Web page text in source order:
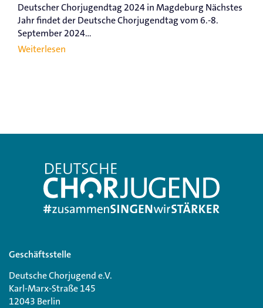
Deutscher Chorjugendtag 2024 in Magdeburg Nächstes
Jahr findet der Deutsche Chorjugendtag vom 6.-8.
September 2024...
Weiterlesen
Geschäftsstelle
Deutsche Chorjugend e.V.
Karl-Marx-Straße 145
12043 Berlin